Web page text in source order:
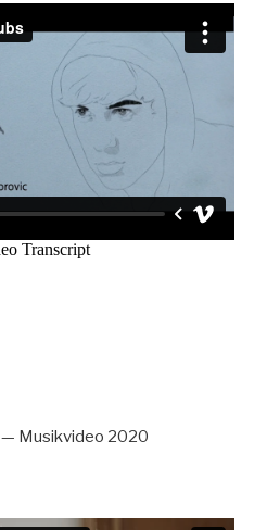
— Musikvideo 2020